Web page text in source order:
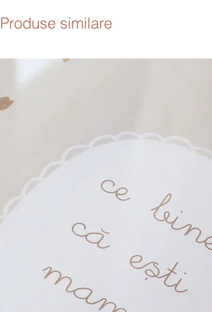
Produse similare